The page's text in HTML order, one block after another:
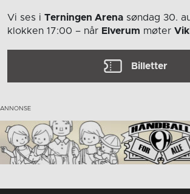
Vi ses i Terningen Arena søndag 30.
klokken 17:00 – når Elverum møter
Billetter